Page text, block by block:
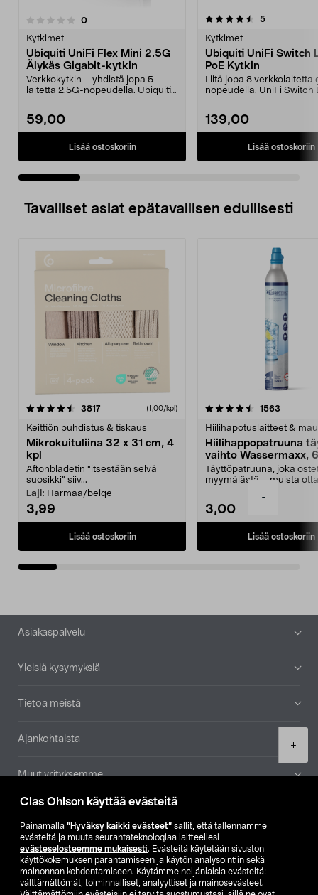
Clas Ohlson käyttää evästeitä
Painamalla ”Hyväksy kaikki evästeet” sallit, että tallennamme
evästeitä ja muuta seurantateknologiaa laitteellesi
evästeselosteemme mukaisesti. Evästeitä käytetään sivuston
käyttökokemuksen parantamiseen ja käytön analysointiin sekä
mainonnan kohdentamiseen. Käytämme neljänlaisia evästeitä:
välttämättömät, toiminnalliset, analyyttiset ja mainosevästeet.
-
+
0arvostelut
Kytkimet
Ubiquiti UniFi Flex Mini 2.5G
Älykäs Gigabit-kytkin
Verkkokytkin – yhdistä jopa 5
laitetta 2.5G-nopeudella. Ubiquiti
59,00
Lisää ostoskoriin
4.5 viidestä
5arvostelut
Kytkimet
Ubiquiti UniFi Switch
PoE Kytkin
Liitä jopa 8 verkkolaitetta
nopeudella. UniFi Switch
139,00
Lisää ostoskoriin
5.0 viidestä
Tavalliset asiat epätavallisen edullisesti
3817arvostelut (1,00/kpl)
Keittiön puhdistus & tiskaus
Mikrokuituliina 32 x 31 cm, 4
kpl
Aftonbladetin "itsestään selvä
suosikki" siiv...
Laji: Harmaa/beige
3,99
Lisää ostoskoriin
4.5viidestä
1563
Hiilihapotuslaitteet &
Hiilihappopatruuna
vaihto Wassermaxx,
Täyttöpatruuna, joka
myymälästä – muista
3,00
Lisää ostoskoriin
4.5viidestä
Alatunniste
Asiakaspalvelu
Yleisiä kysymyksiä
Tietoa meistä
Ajankohtaista
Muut yrityksemme
Etsi myymälä
SE NO FI
FI SV